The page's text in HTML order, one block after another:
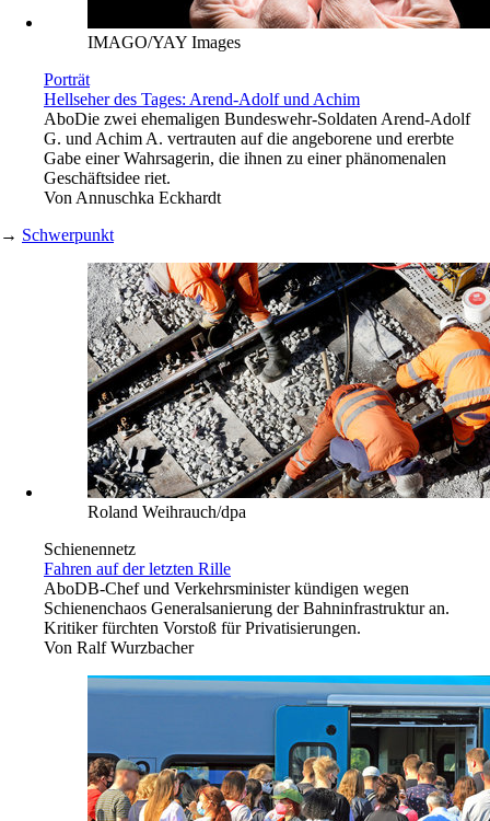
IMAGO/YAY Images
Porträt
Hellseher des Tages: Arend-Adolf und Achim
AboDie zwei ehemaligen Bundeswehr-Soldaten Arend-Adolf
G. und Achim A. vertrauten auf die angeborene und ererbte
Gabe einer Wahrsagerin, die ihnen zu einer phänomenalen
Geschäftsidee riet.
Von Annuschka Eckhardt
→ Schwerpunkt
Roland Weihrauch/dpa
Schienennetz
Fahren auf der letzten Rille
AboDB-Chef und Verkehrsminister kündigen wegen
Schienenchaos Generalsanierung der Bahninfrastruktur an.
Kritiker fürchten Vorstoß für Privatisierungen.
Von Ralf Wurzbacher